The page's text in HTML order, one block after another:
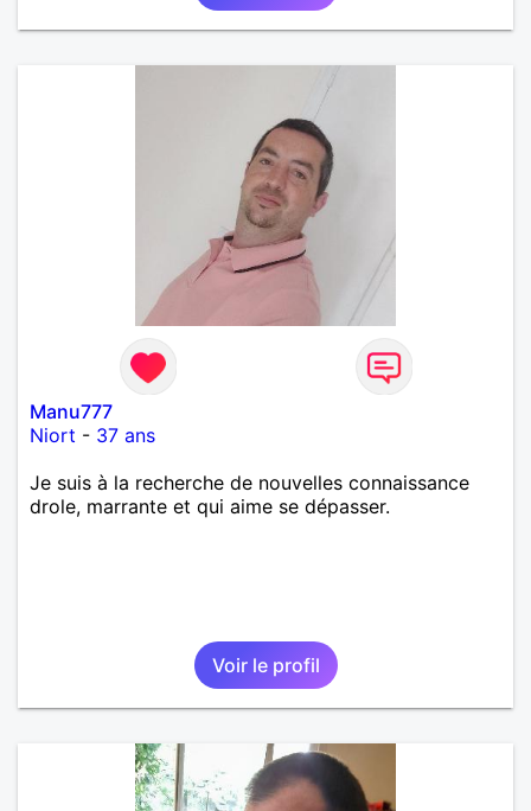
Manu777
Niort - 37 ans
Je suis à la recherche de nouvelles connaissance
drole, marrante et qui aime se dépasser.
Voir le profil